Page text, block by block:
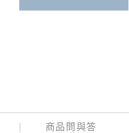
商品問與答